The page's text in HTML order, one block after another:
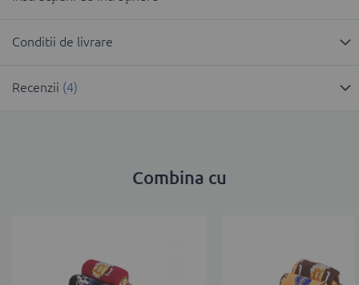
Conditii de livrare
Recenzii 4
Combina cu